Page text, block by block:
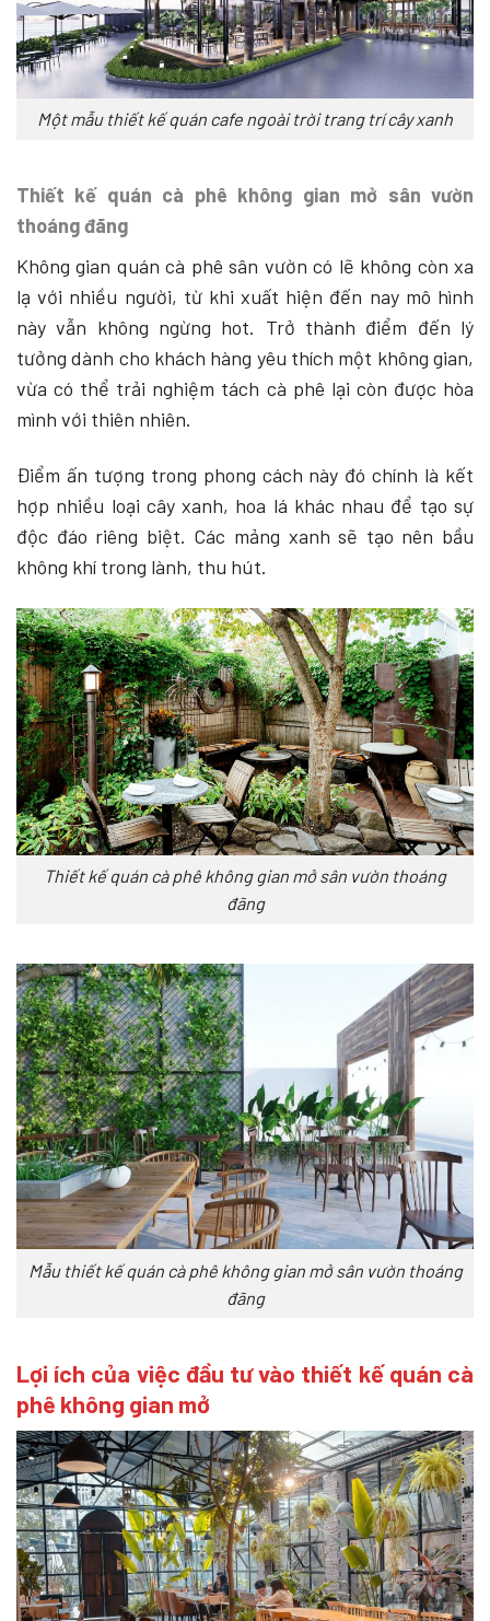
Một mẫu thiết kế quán cafe ngoài trời trang trí cây xanh
Thiết kế quán cà phê không gian mở sân vườn
thoáng đãng
Không gian quán cà phê sân vườn có lẽ không còn xa
lạ với nhiều người, từ khi xuất hiện đến nay mô hình
này vẫn không ngừng hot. Trở thành điểm đến lý
tưởng dành cho khách hàng yêu thích một không gian,
vừa có thể trải nghiệm tách cà phê lại còn được hòa
mình với thiên nhiên.
Điểm ấn tượng trong phong cách này đó chính là kết
hợp nhiều loại cây xanh, hoa lá khác nhau để tạo sự
độc đáo riêng biệt. Các mảng xanh sẽ tạo nên bầu
không khí trong lành, thu hút.
Thiết kế quán cà phê không gian mở sân vườn thoáng
đãng
Mẫu thiết kế quán cà phê không gian mở sân vườn thoáng
đãng
Lợi ích của việc đầu tư vào thiết kế quán cà
phê không gian mở